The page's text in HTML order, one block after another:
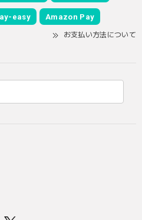
easy Amazon Pay
お支払い方法について